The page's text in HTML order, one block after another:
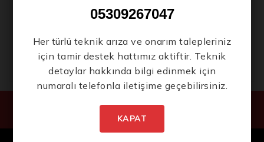
Professional Şarjlı LED
Lamba
üzerindenİstenmeyen posta göndermiyoruz! Daha fazla bilgi
05309267047
Her türlü teknik arıza ve onarım talepleriniz
için tamir destek hattımız aktiftir. Teknik
detaylar hakkında bilgi edinmek için
numaralı telefonla iletişime geçebilirsiniz.
KAPAT